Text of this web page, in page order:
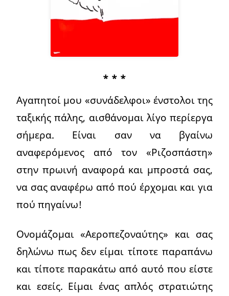
* * *
Αγαπητοί μου «συνάδελφοι» ένστολοι της
ταξικής πάλης, αισθάνομαι λίγο περίεργα
σήμερα. Είναι σαν να βγαίνω
αναφερόμενος από τον «Ριζοσπάστη»
στην πρωινή αναφορά και μπροστά σας,
να σας αναφέρω από πού έρχομαι και για
πού πηγαίνω!
Ονομάζομαι «Αεροπεζοναύτης» και σας
δηλώνω πως δεν είμαι τίποτε παραπάνω
και τίποτε παρακάτω από αυτό που είστε
και εσείς. Είμαι ένας απλός στρατιώτης